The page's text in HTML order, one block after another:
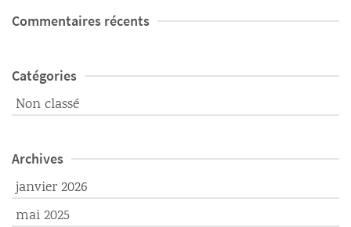
Commentaires récents
Catégories
Non classé
Archives
janvier 2026
mai 2025